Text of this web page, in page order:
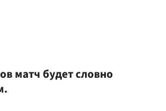
матч будет словно